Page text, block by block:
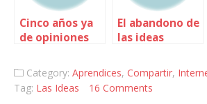
Cinco años ya
de opiniones
El abandono de
las ideas
Category: Aprendices, Compartir,
Tag: Las Ideas 16 Comments